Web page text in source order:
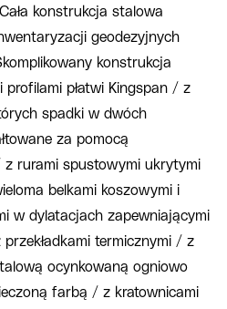
konstrukcja stalowa
geodezyjnych
konstrukcja
płatwi Kingspan / z
spadki w dwóch
za pomocą
z rurami spustowymi ukrytymi
belkami koszowymi i
w dylatacjach zapewniającymi
termicznymi / z
ocynkowaną ogniowo
farbą / z kratownicami